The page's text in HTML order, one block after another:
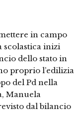
in campo
scolastica inizi
dello stato in
proprio l’edilizia
del Pd nella
Manuela
dal bilancio